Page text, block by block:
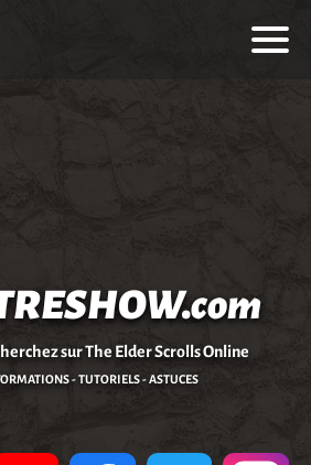
sur The Elder Scrolls Online
- TUTORIELS - ASTUCES